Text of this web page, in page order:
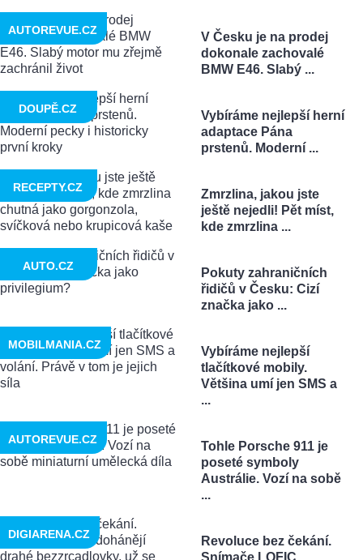
V Česku je na prodej
dokonale zachovalé
BMW E46. Slabý ...
AUTOREVUE.CZ
Vybíráme nejlepší herní
adaptace Pána
prstenů. Moderní ...
DOUPĚ.CZ
Zmrzlina, jakou jste
ještě nejedli! Pět míst,
kde zmrzlina ...
RECEPTY.CZ
Pokuty zahraničních
řidičů v Česku: Cizí
značka jako ...
AUTO.CZ
Vybíráme nejlepší
tlačítkové mobily.
Většina umí jen SMS a
...
MOBILMANIA.CZ
Tohle Porsche 911 je
poseté symboly
Austrálie. Vozí na sobě
...
AUTOREVUE.CZ
Revoluce bez čekání.
Snímače LOFIC
DIGIARENA.CZ